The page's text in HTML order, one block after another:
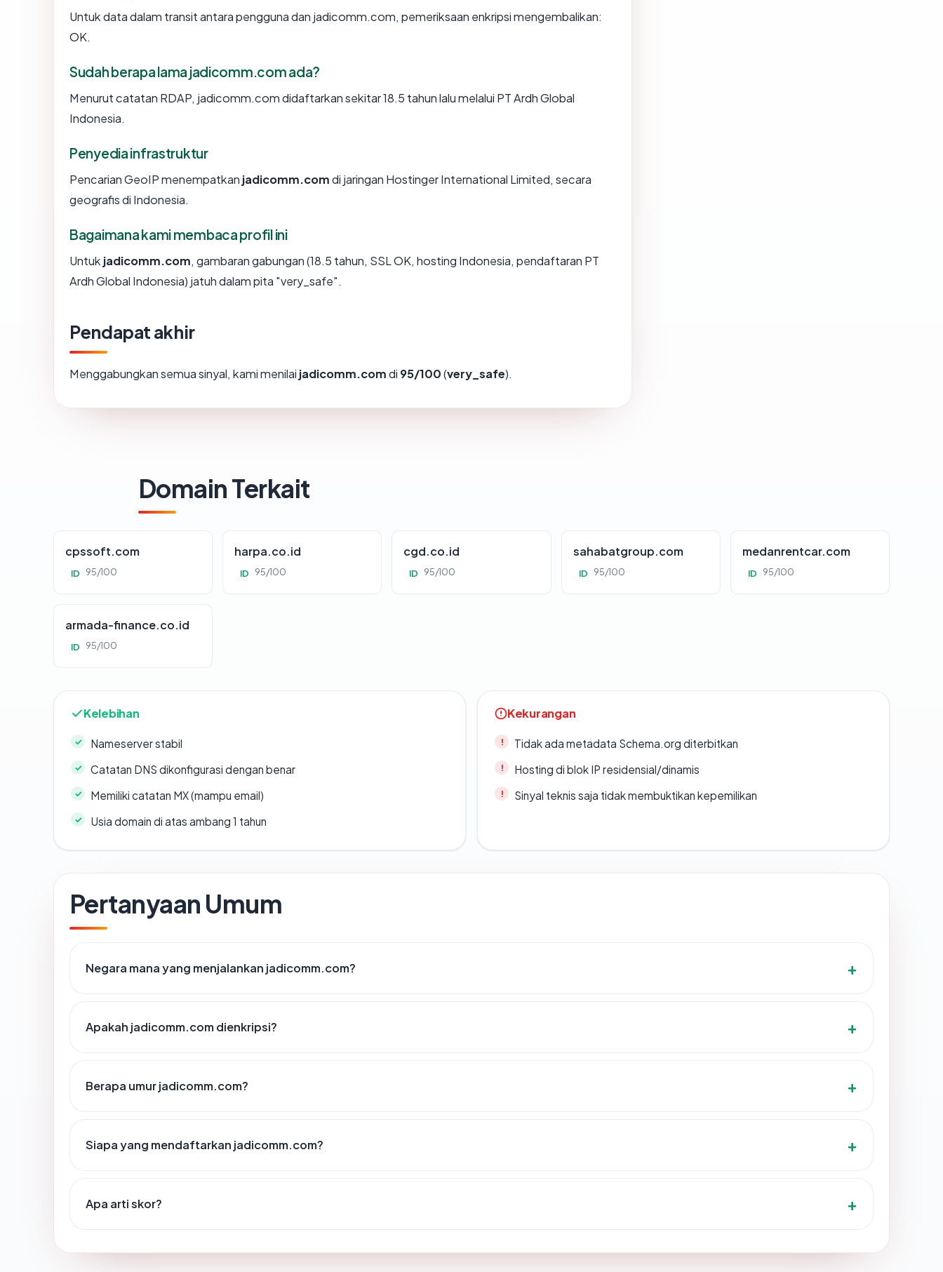
Untuk data dalam transit antara pengguna dan jadicomm.com, pemeriksaan enkripsi mengembalikan:
OK.
Sudah berapa lama jadicomm.com ada?
Menurut catatan RDAP, jadicomm.com didaftarkan sekitar 18.5 tahun lalu melalui PT Ardh Global
Indonesia.
Penyedia infrastruktur
Pencarian GeoIP menempatkan jadicomm.comdi jaringan Hostinger International Limited, secara
geografis di Indonesia.
Bagaimana kami membaca profil ini
Untuk jadicomm.com, gambaran gabungan (18.5 tahun, SSL OK, hosting Indonesia, pendaftaran PT
Ardh Global Indonesia) jatuh dalam pita "very_safe".
Pendapat akhir
Menggabungkan semua sinyal, kami menilai jadicomm.comdi 95/100(very_safe).
Domain Terkait
cpssoft.com
ID 95/100
harpa.co.id
ID 95/100
cgd.co.id
ID 95/100
sahabatgroup.com
ID 95/100
medanrentcar.com
ID 95/100
armada-finance.co.id
ID 95/100
Kelebihan
Nameserver stabil
Catatan DNS dikonfigurasi dengan benar
Memiliki catatan MX (mampu email)
Usia domain di atas ambang 1 tahun
Kekurangan
Tidak ada metadata Schema.org diterbitkan
Hosting di blok IP residensial/dinamis
Sinyal teknis saja tidak membuktikan kepemilikan
Pertanyaan Umum
Negara mana yang menjalankan jadicomm.com?
Apakah jadicomm.com dienkripsi?
Berapa umur jadicomm.com?
Siapa yang mendaftarkan jadicomm.com?
Apa arti skor?